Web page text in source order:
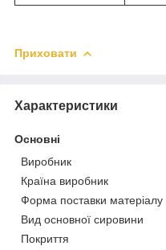
Приховати
Характеристики
Основні
Виробник
Країна виробник
Форма поставки матеріалу
Вид основної сировини
Покриття